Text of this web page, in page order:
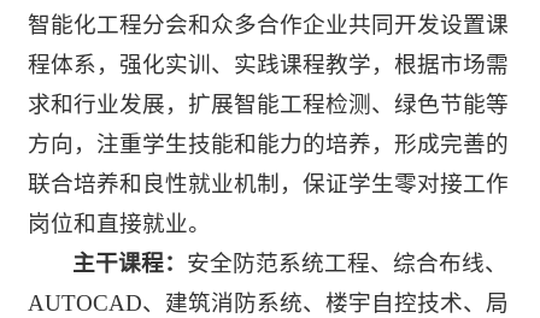
智能化工程分会和众多合作企业共同开发设置课
程体系，强化实训、实践课程教学，根据市场需
求和行业发展，扩展智能工程检测、绿色节能等
方向，注重学生技能和能力的培养，形成完善的
联合培养和良性就业机制，保证学生零对接工作
岗位和直接就业。
主干课程： 安全防范系统工程、综合布线、
AUTOCAD、建筑消防系统、楼宇自控技术、局